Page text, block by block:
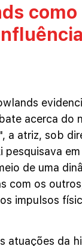
acerca do
a atriz, sob
pesquisava
de uma
com os
impulsos
atuações da